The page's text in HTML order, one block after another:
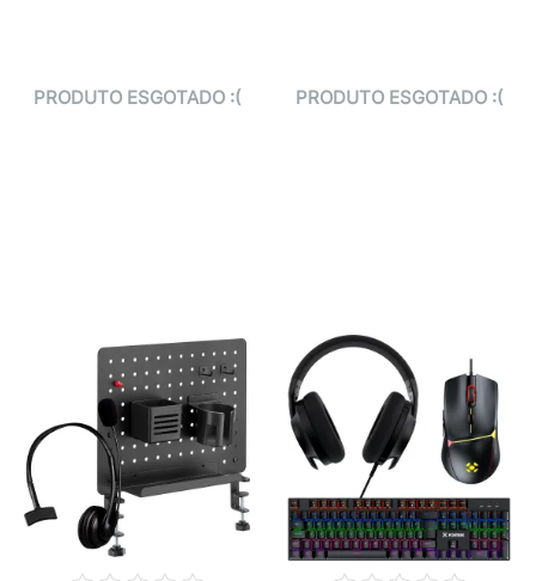
PRODUTO ESGOTADO :( PRODUTO ESGOTADO :(